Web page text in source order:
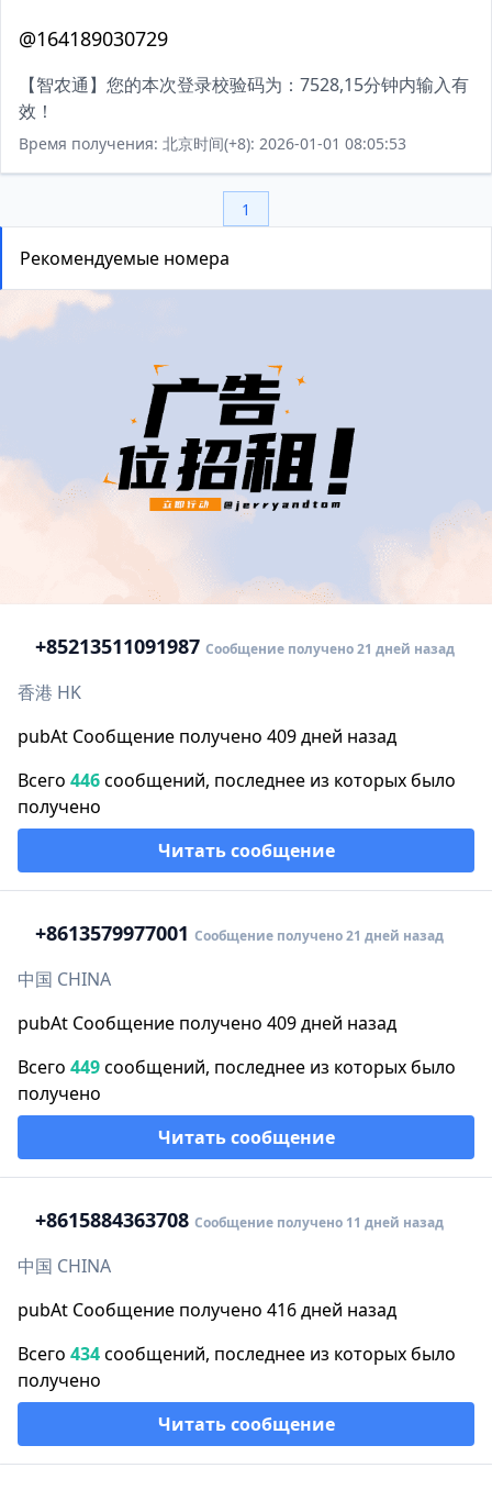
@164189030729
【智农通】您的本次登录校验码为：7528,15分钟内输入有
效！
Время получения: 北京时间(+8): 2026-01-01 08:05:53
1
Рекомендуемые номера
+85213511091987 Сообщение получено 21 дней назад
香港 HK
pubAt Сообщение получено 409 дней назад
Всего 446сообщений, последнее из которых было
получено
Читать сообщение
+8613579977001 Сообщение получено 21 дней назад
中国 CHINA
pubAt Сообщение получено 409 дней назад
Всего 449сообщений, последнее из которых было
получено
Читать сообщение
+8615884363708 Сообщение получено 11 дней назад
中国 CHINA
pubAt Сообщение получено 416 дней назад
Всего 434сообщений, последнее из которых было
получено
Читать сообщение